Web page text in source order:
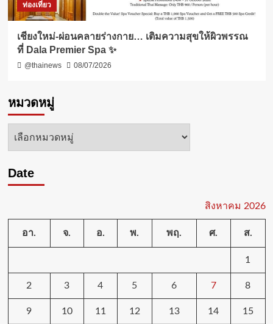
ท่องเที่ยว
เชียงใหม่-ผ่อนคลายร่างกาย… เติมความสุขให้ผิวพรรณ
ที่ Dala Premier Spa ✨
@thainews 08/07/2026
หมวดหมู่
หมวด
Date
สิงหาคม 2026
อา. จ. อ. พ. พฤ. ศ. ส.
1
2 3 4 5 6 7 8
9 10 11 12 13 14 15